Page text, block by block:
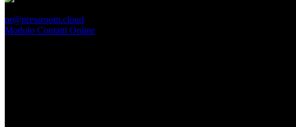
pr@pressroom.cloud
Modulo Contatti Online